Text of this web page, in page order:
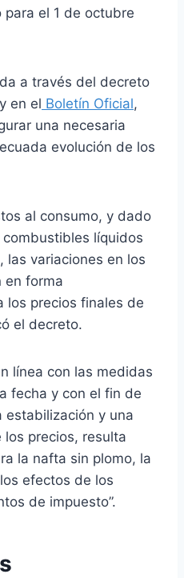
para el 1 de octubre
a través del decreto
en el Boletín Oficial,
una necesaria
evolución de los
al consumo, y dado
líquidos
las variaciones en los
en forma
los precios finales de
el decreto.
línea con las medidas
fecha y con el fin de
estabilización y una
precios, resulta
la nafta sin plomo, la
efectos de los
de impuesto”.